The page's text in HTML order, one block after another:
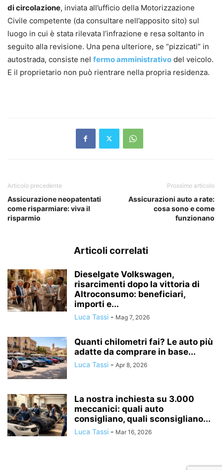
di circolazione, inviata all’ufficio della Motorizzazione
Civile competente (da consultare nell’apposito sito) sul
luogo in cui è stata rilevata l’infrazione e resa soltanto in
seguito alla revisione. Una pena ulteriore, se “pizzicati” in
autostrada, consiste nel fermo amministrativo del veicolo.
E il proprietario non può rientrare nella propria residenza.
Articolo precedente
Assicurazione neopatentati
come risparmiare: viva il
risparmio
Prossimo articolo
Assicurazioni auto a rate:
cosa sono e come
funzionano
Articoli correlati
Dieselgate Volkswagen,
risarcimenti dopo la vittoria di
Altroconsumo: beneficiari,
importi e...
Luca Tassi - Mag 7, 2026
Quanti chilometri fai? Le auto più
adatte da comprare in base...
Luca Tassi - Apr 8, 2026
La nostra inchiesta su 3.000
meccanici: quali auto
consigliano, quali sconsigliano...
Luca Tassi - Mar 16, 2026